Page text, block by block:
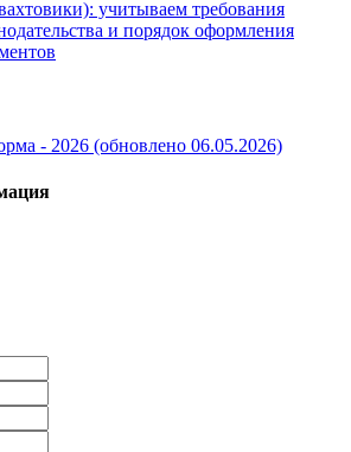
учитываем требования
и порядок оформления
- 2026 (обновлено 06.05.2026)